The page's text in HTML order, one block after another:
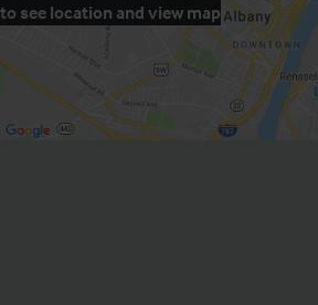
to see location and view map